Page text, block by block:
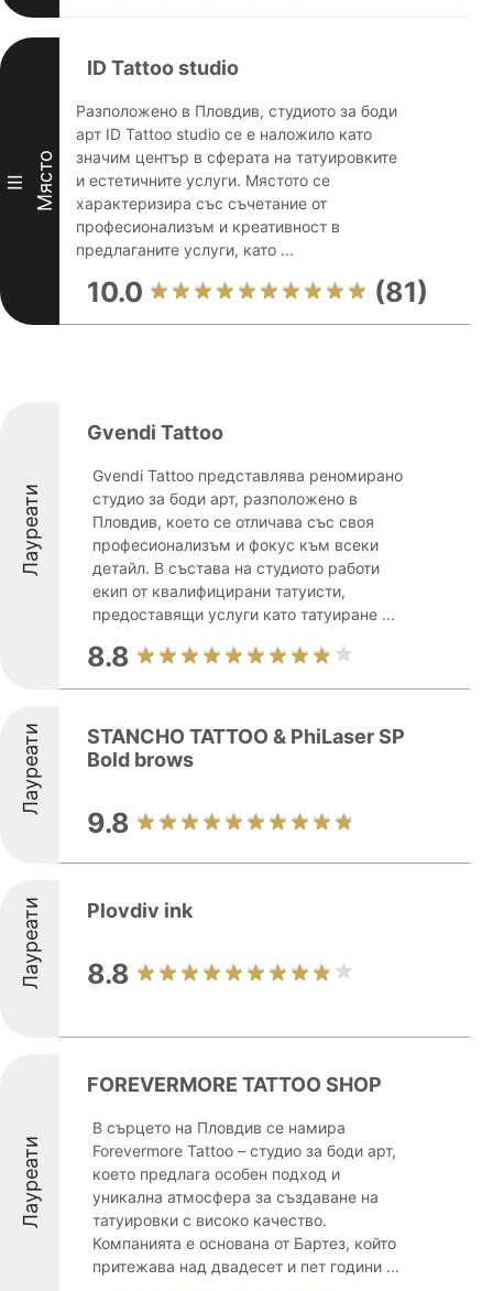
III Място
ID Tattoo studio
Разположено в Пловдив, студиото за боди
арт ID Tattoo studio се е наложило като
значим център в сферата на татуировките
и естетичните услуги. Мястото се
характеризира със съчетание от
професионализъм и креативност в
предлаганите услуги, като ...
10.0 (81)
Лауреати
Gvendi Tattoo
Gvendi Tattoo представлява реномирано
студио за боди арт, разположено в
Пловдив, което се отличава със своя
професионализъм и фокус към всеки
детайл. В състава на студиото работи
екип от квалифицирани татуисти,
предоставящи услуги като татуиране ...
8.8
Лауреати
STANCHO TATTOO & PhiLaser SP
Bold brows
9.8
Лауреати Plovdiv ink
8.8
Лауреати
FOREVERMORE TATTOO SHOP
В сърцето на Пловдив се намира
Forevermore Tattoo – студио за боди арт,
което предлага особен подход и
уникална атмосфера за създаване на
татуировки с високо качество.
Компанията е основана от Бартез, който
притежава над двадесет и пет години ...